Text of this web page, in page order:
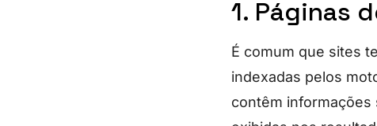
1. Páginas
É comum que sites
indexadas pelos
contêm informações